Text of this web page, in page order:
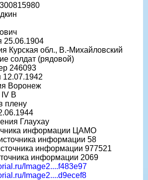
25.06.1904
Курская обл., В.-Михайловский
солдат (рядовой)
246093
12.07.1942
Воронеж
B
плену
Глаухау
информации ЦАМО
информации 58
информации 977521
информации 2069
Image2....f483e97
Image2....d9ecef8